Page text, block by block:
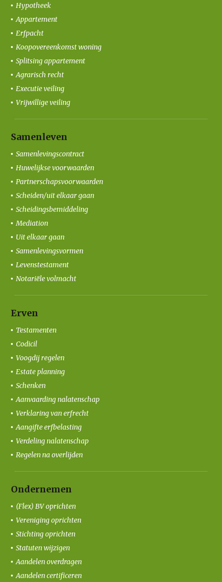
Hypotheek
Appartement
Erfpacht
Koopovereenkomst woning
Splitsing appartement
Agrarisch recht
Executie veiling
Vrijwillige veiling
Samenleven
Samenlevingscontract
Huwelijkse voorwaarden
Partnerschapsvoorwaarden
Scheiden/uit elkaar gaan
Scheidingsbemiddeling
Mediation
Uit elkaar gaan
Samenlevingsvormen
Levenstestament
Notariële volmacht
Erven
Testamenten
Codicil
Voogdij regelen
Estate planning
Schenken
Aanvaarding nalatenschap
Verklaring van erfrecht
Aangifte erfbelasting
Verdeling nalatenschap
Regelen na overlijden
Ondernemen
(Flex) BV oprichten
Vereniging oprichten
Stichting oprichten
Statuten wijzigen
Aandelen overdragen
Aandelen certificeren